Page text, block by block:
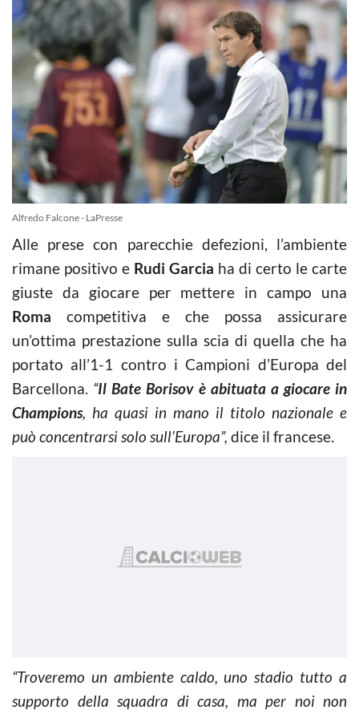
Alfredo Falcone - LaPresse
Alle prese con parecchie defezioni, l’ambiente
rimane positivo e Rudi Garcia ha di certo le carte
giuste da giocare per mettere in campo una
Roma competitiva e che possa assicurare
un’ottima prestazione sulla scia di quella che ha
portato all’1-1 contro i Campioni d’Europa del
Barcellona. “Il Bate Borisov è abituata a giocare in
Champions, ha quasi in mano il titolo nazionale e
può concentrarsi solo sull’Europa”, dice il francese.
“Troveremo un ambiente caldo, uno stadio tutto a
supporto della squadra di casa, ma per noi non